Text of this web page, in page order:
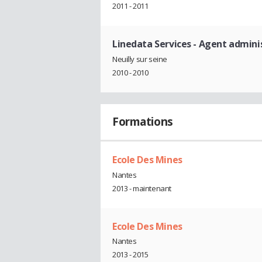
2011 - 2011
Linedata Services- Agent
Neuilly sur seine
2010 - 2010
Formations
Ecole Des Mines
Nantes
2013 - maintenant
Ecole Des Mines
Nantes
2013 - 2015